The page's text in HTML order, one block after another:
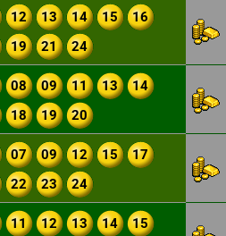
12 13 14 15
16
19 21 24
08 09 11 13
14
18 19 20
07 09 12 15
17
22 23 24
11 12 13 14
15